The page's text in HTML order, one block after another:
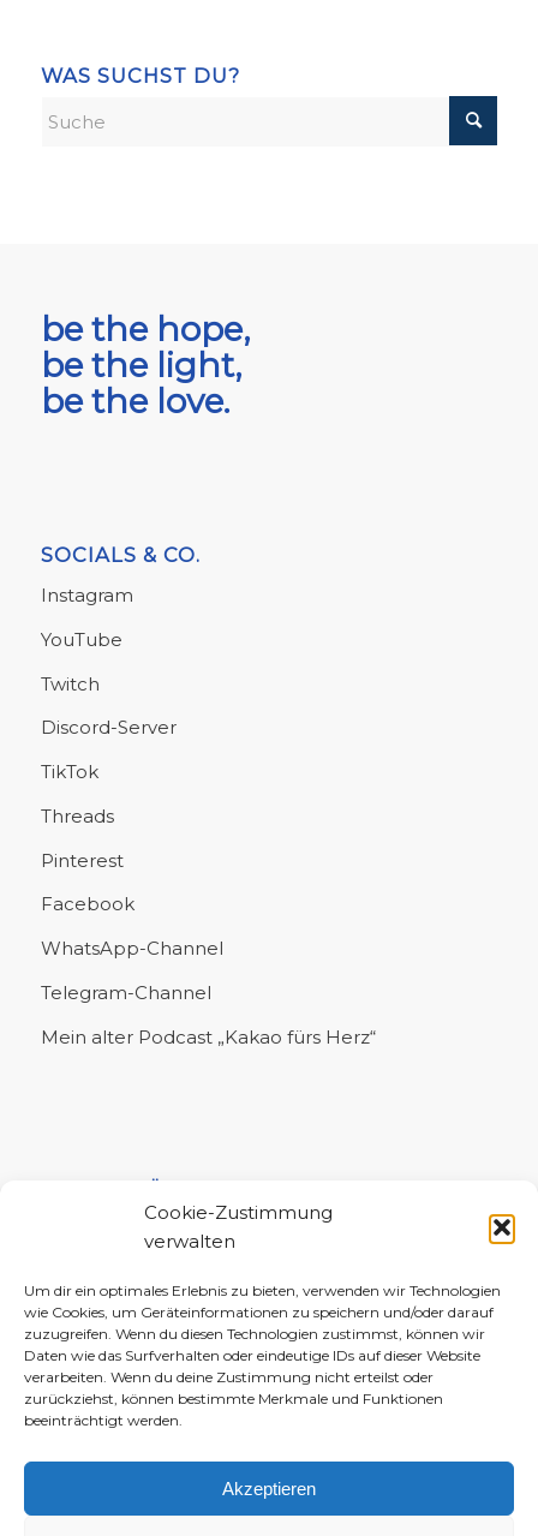
Cookie-Zustimmung
verwalten
Um dir ein optimales Erlebnis zu bieten, verwenden wir Technologien
wie Cookies, um Geräteinformationen zu speichern und/oder darauf
zuzugreifen. Wenn du diesen Technologien zustimmst, können wir
Daten wie das Surfverhalten oder eindeutige IDs auf dieser Website
verarbeiten. Wenn du deine Zustimmung nicht erteilst oder
zurückziehst, können bestimmte Merkmale und Funktionen
beeinträchtigt werden.
Akzeptieren
WAS SUCHST DU?
be the hope,
be the light,
be the love.
SOCIALS & CO.
Instagram
YouTube
Twitch
Discord-Server
TikTok
Threads
Pinterest
Facebook
WhatsApp-Channel
Telegram-Channel
Mein alter Podcast „Kakao fürs Herz“